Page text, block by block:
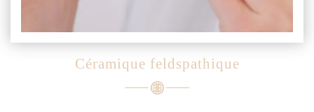
Céramique feldspathique